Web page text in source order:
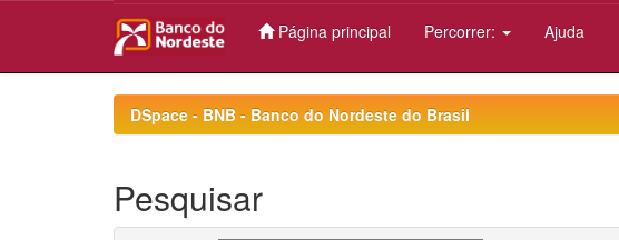
Página principal Percorrer: Ajuda
DSpace - BNB - Banco do Nordeste do Brasil
Pesquisar